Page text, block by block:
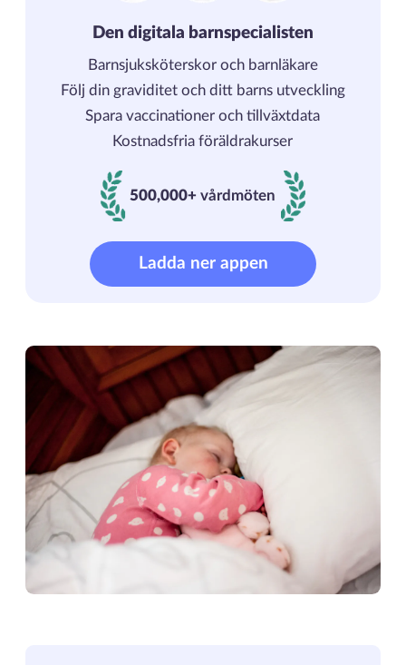
Den digitala barnspecialisten
Barnsjuksköterskor och barnläkare
Följ din graviditet och ditt barns utveckling
Spara vaccinationer och tillväxtdata
Kostnadsfria föräldrakurser
500000+ vårdmöten
500,000+ vårdmöten
Ladda ner appen